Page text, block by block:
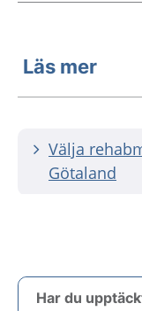
Läs mer
Välja
Götaland
Har du